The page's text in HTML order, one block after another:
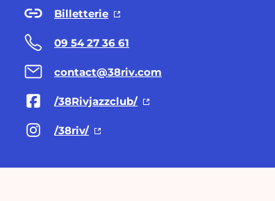
Billetterie
09 54 27 36 61
contact@38riv.com
/38Rivjazzclub/
/38riv/